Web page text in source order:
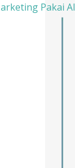
Pakai AI